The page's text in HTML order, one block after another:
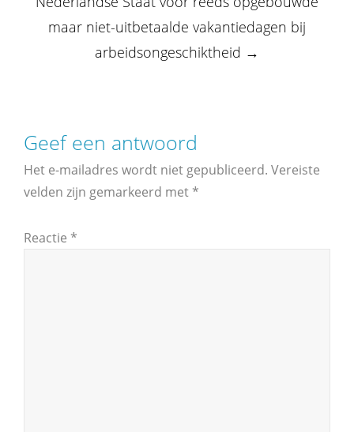
maar niet-uitbetaalde vakantiedagen bij
arbeidsongeschiktheid →
Geef een antwoord
Het e-mailadres wordt niet gepubliceerd. Vereiste
velden zijn gemarkeerd met *
Reactie *